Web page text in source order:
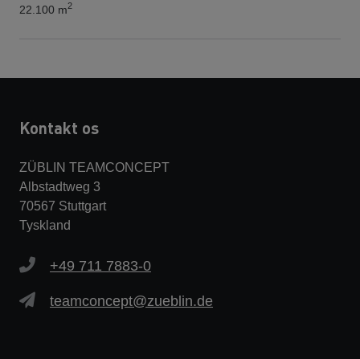
22.100 m2
Kontakt os
ZÜBLIN TEAMCONCEPT
Albstadtweg 3
70567 Stuttgart
Tyskland
+49 711 7883-0
teamconcept@zueblin.de